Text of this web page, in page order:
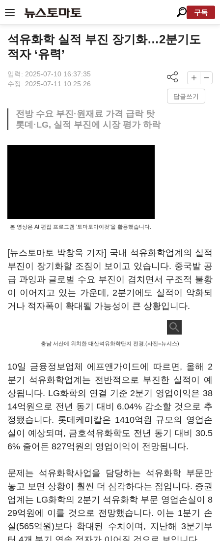
구독
석유화학 실적 부진 장기화…2분기도
적자 ‘유력’
입력: 2025-07-10 16:37:35
수정: 2025-07-11 10:25:26
답글쓰기
전방 수요 부진·원재료 가격 급락 탓
롯데·LG, 실적 부진에 시장 평가 하락
본 영상은 AI 편집 프로그램 '토마토아이컷'을 활용했습니다.
[뉴스토마토 박창욱 기자] 국내 석유화학업계의 실적
부진이 장기화할 조짐이 보이고 있습니다. 중국발 공
급 과잉과 글로벌 수요 부진이 겹치면서 구조적 불황
이 이어지고 있는 가운데, 2분기에도 실적이 악화되
거나 적자폭이 확대될 가능성이 큰 상황입니다.
충남 서산에 위치한 대산석유화학단지 전경.(사진=뉴시스)
10일 금융정보업체 에프앤가이드에 따르면, 올해 2
분기 석유화학업계는 전반적으로 부진한 실적이 예
상됩니다. LG화학의 연결 기준 2분기 영업이익은 38
14억원으로 전년 동기 대비 6.04% 감소할 것으로 추
정됐습니다. 롯데케미칼은 1410억원 규모의 영업손
실이 예상되며, 금호석유화학도 전년 동기 대비 30.5
6% 줄어든 827억원의 영업이익이 전망됩니다.
문제는 석유화학사업을 담당하는 석유화학 부문만
놓고 보면 상황이 훨씬 더 심각하다는 점입니다. 증권
업계는 LG화학의 2분기 석유화학 부문 영업손실이 8
29억원에 이를 것으로 전망했습니다. 이는 1분기 손
실(565억원)보다 확대된 수치이며, 지난해 3분기부